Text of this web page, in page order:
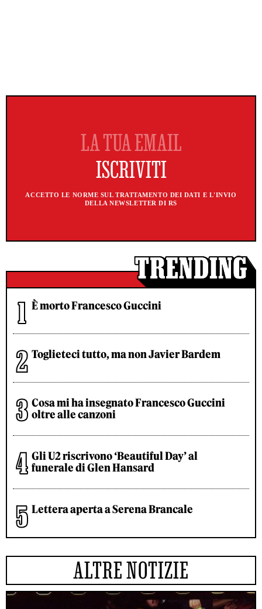
ACCETTO LE NORME SUL TRATTAMENTO DEI DATI E L'INVIO
DELLA NEWSLETTER DI RS
È morto Francesco Guccini
Toglieteci tutto, ma non Javier Bardem
Cosa mi ha insegnato Francesco Guccini
oltre alle canzoni
Gli U2 riscrivono ‘Beautiful Day’ al
funerale di Glen Hansard
Lettera aperta a Serena Brancale
ALTRE NOTIZIE